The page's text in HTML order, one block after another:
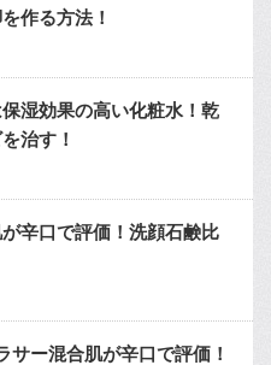
作る方法！
湿効果の高い化粧水！乾
治す！
辛口で評価！洗顔石鹸比
サー混合肌が辛口で評価！